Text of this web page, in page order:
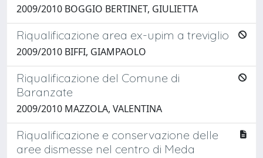
2009/2010 BOGGIO BERTINET, GIULIETTA
Riqualificazione area ex-upim a treviglio
2009/2010 BIFFI, GIAMPAOLO
Riqualificazione del Comune di
Baranzate
2009/2010 MAZZOLA, VALENTINA
Riqualificazione e conservazione delle
aree dismesse nel centro di Meda